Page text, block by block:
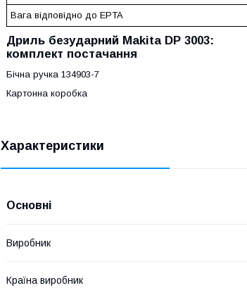
Вага відповідно до EPTA
Дриль безударний Makita DP 3003:
комплект постачання
Бічна ручка 134903-7
Картонна коробка
Характеристики
Основні
Виробник
Країна виробник